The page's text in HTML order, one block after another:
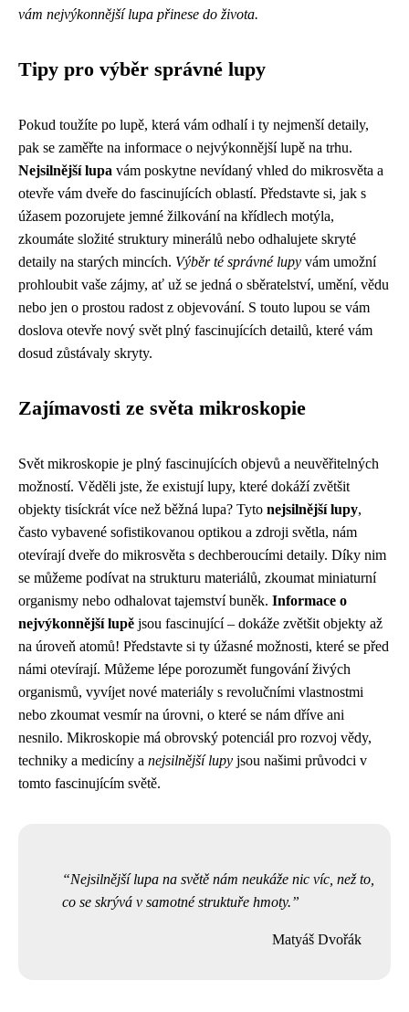
vám nejvýkonnější lupa přinese do života.
Tipy pro výběr správné lupy
Pokud toužíte po lupě, která vám odhalí i ty nejmenší detaily,
pak se zaměřte na informace o nejvýkonnější lupě na trhu.
Nejsilnější lupa vám poskytne nevídaný vhled do mikrosvěta a
otevře vám dveře do fascinujících oblastí. Představte si, jak s
úžasem pozorujete jemné žilkování na křídlech motýla,
zkoumáte složité struktury minerálů nebo odhalujete skryté
detaily na starých mincích. Výběr té správné lupy vám umožní
prohloubit vaše zájmy, ať už se jedná o sběratelství, umění, vědu
nebo jen o prostou radost z objevování. S touto lupou se vám
doslova otevře nový svět plný fascinujících detailů, které vám
dosud zůstávaly skryty.
Zajímavosti ze světa mikroskopie
Svět mikroskopie je plný fascinujících objevů a neuvěřitelných
možností. Věděli jste, že existují lupy, které dokáží zvětšit
objekty tisíckrát více než běžná lupa? Tyto nejsilnější lupy,
často vybavené sofistikovanou optikou a zdroji světla, nám
otevírají dveře do mikrosvěta s dechberoucími detaily. Díky nim
se můžeme podívat na strukturu materiálů, zkoumat miniaturní
organismy nebo odhalovat tajemství buněk. Informace o
nejvýkonnější lupě jsou fascinující – dokáže zvětšit objekty až
na úroveň atomů! Představte si ty úžasné možnosti, které se před
námi otevírají. Můžeme lépe porozumět fungování živých
organismů, vyvíjet nové materiály s revolučními vlastnostmi
nebo zkoumat vesmír na úrovni, o které se nám dříve ani
nesnilo. Mikroskopie má obrovský potenciál pro rozvoj vědy,
techniky a medicíny a nejsilnější lupy jsou našimi průvodci v
tomto fascinujícím světě.
Nejsilnější lupa na světě nám neukáže nic víc, než to,
co se skrývá v samotné struktuře hmoty.
Matyáš Dvořák